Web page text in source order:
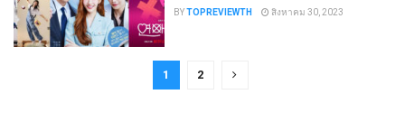
BYTOPREVIEWTH สิงหาคม 30, 2023
1 2